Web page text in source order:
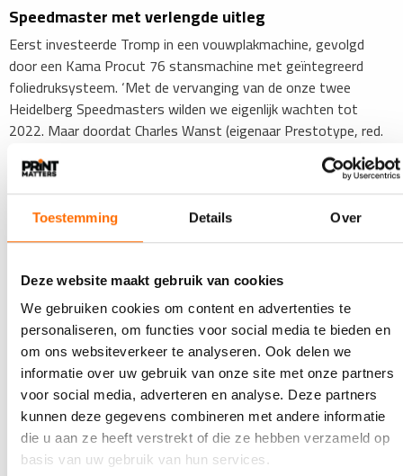
Toestemming Details Over
Deze website maakt gebruik van cookies
We gebruiken cookies om content en advertenties te
personaliseren, om functies voor social media te bieden en
om ons websiteverkeer te analyseren. Ook delen we
informatie over uw gebruik van onze site met onze partners
voor social media, adverteren en analyse. Deze partners
kunnen deze gegevens combineren met andere informatie
die u aan ze heeft verstrekt of die ze hebben verzameld op
basis van uw gebruik van hun services.
Speedmaster met verlengde uitleg
Eerst investeerde Tromp in een vouwplakmachine, gevolgd
door een Kama Procut 76 stansmachine met geïntegreerd
foliedruksysteem. ‘Met de vervanging van de onze twee
Heidelberg Speedmasters wilden we eigenlijk wachten tot
2022. Maar doordat Charles Wanst (eigenaar Prestotype, red.
en links op de foto boven) deze mooie machine aanbood, ging
het balletje eerder rollen.’ Charles Wanst: ‘De nieuwe Kama
verving een Heidelberg cilinderpers, een van de machines die wij
bij Tromp ophaalden. Toen al gaf Francois zijn wensen aan voor
wat betreft de nieuwe pers. Vandaar dat ik hem benaderde
verlengde uitleg konden leveren.’
Lees de interviews in PRINTmatters
In de editie van PRINTmatters die volgende week bij de lezers
op de mat valt, staan uitgebreide interviews met de
investerende ondernemers.
Nog geen abonnement? Neem een proefabonnement